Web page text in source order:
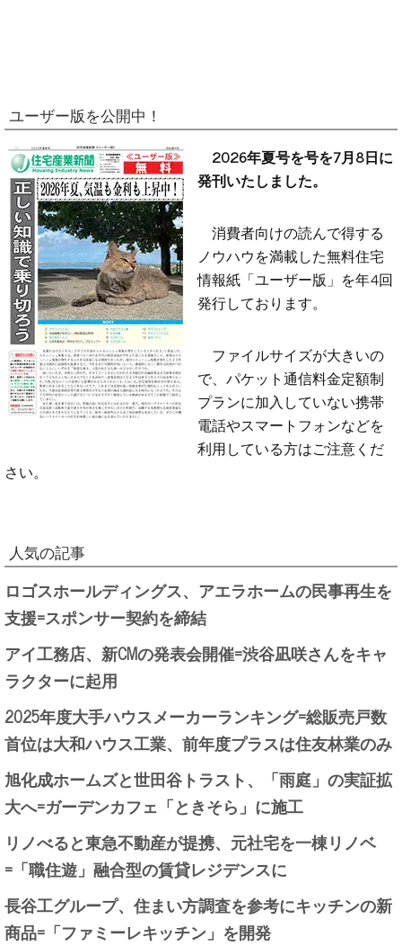
ユーザー版を公開中！
2026年夏号を号を7月8日に
発刊いたしました。
消費者向けの読んで得する
ノウハウを満載した無料住宅
情報紙「ユーザー版」を年4回
発行しております。
ファイルサイズが大きいの
で、パケット通信料金定額制
プランに加入していない携帯
電話やスマートフォンなどを
利用している方はご注意くだ
さい。
人気の記事
ロゴスホールディングス、アエラホームの民事再生を
支援=スポンサー契約を締結
アイ工務店、新CMの発表会開催=渋谷凪咲さんをキャ
ラクターに起用
2025年度大手ハウスメーカーランキング=総販売戸数
首位は大和ハウス工業、前年度プラスは住友林業のみ
旭化成ホームズと世田谷トラスト、「雨庭」の実証拡
大へ=ガーデンカフェ「ときそら」に施工
リノべると東急不動産が提携、元社宅を一棟リノベ
=「職住遊」融合型の賃貸レジデンスに
長谷工グループ、住まい方調査を参考にキッチンの新
商品=「ファミーレキッチン」を開発